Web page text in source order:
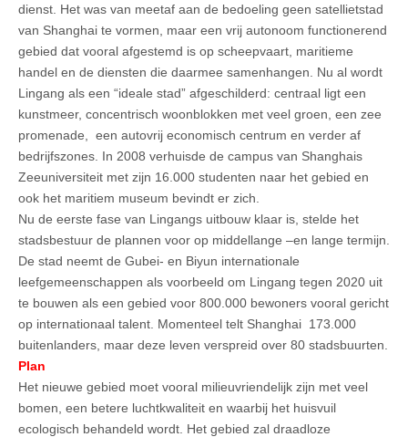
dienst. Het was van meetaf aan de bedoeling geen satellietstad
van Shanghai te vormen, maar een vrij autonoom functionerend
gebied dat vooral afgestemd is op scheepvaart, maritieme
handel en de diensten die daarmee samenhangen. Nu al wordt
Lingang als een “ideale stad” afgeschilderd: centraal ligt een
kunstmeer, concentrisch woonblokken met veel groen, een zee
promenade, een autovrij economisch centrum en verder af
bedrijfszones. In 2008 verhuisde de campus van Shanghais
Zeeuniversiteit met zijn 16.000 studenten naar het gebied en
ook het maritiem museum bevindt er zich.
Nu de eerste fase van Lingangs uitbouw klaar is, stelde het
stadsbestuur de plannen voor op middellange –en lange termijn.
De stad neemt de Gubei- en Biyun internationale
leefgemeenschappen als voorbeeld om Lingang tegen 2020 uit
te bouwen als een gebied voor 800.000 bewoners vooral gericht
op internationaal talent. Momenteel telt Shanghai 173.000
buitenlanders, maar deze leven verspreid over 80 stadsbuurten.
Plan
Het nieuwe gebied moet vooral milieuvriendelijk zijn met veel
bomen, een betere luchtkwaliteit en waarbij het huisvuil
ecologisch behandeld wordt. Het gebied zal draadloze